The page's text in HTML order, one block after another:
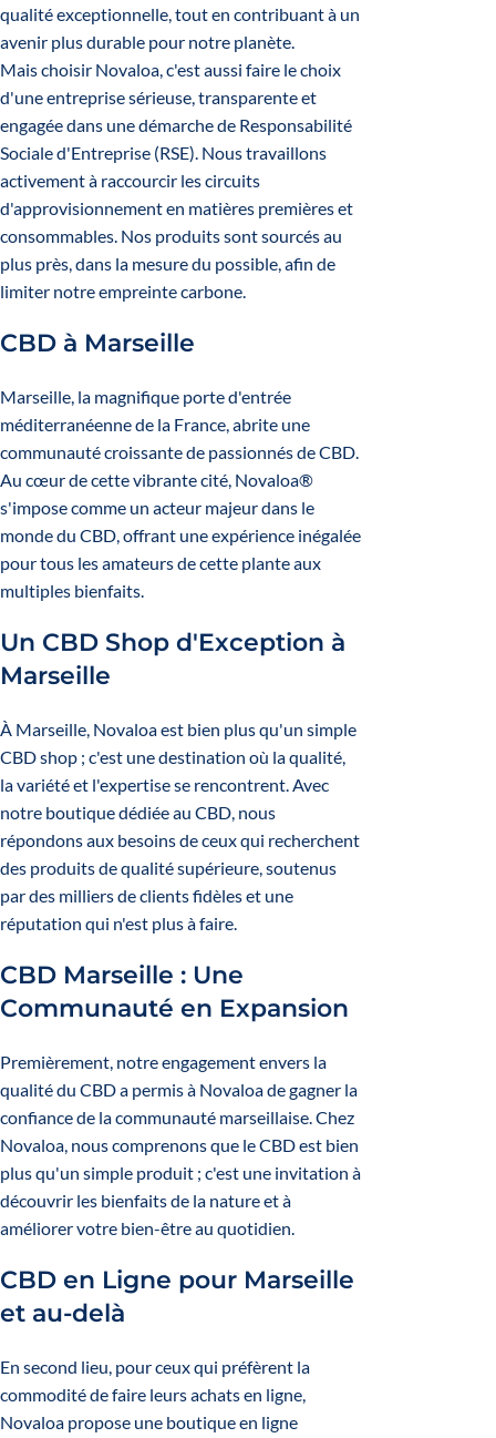
qualité exceptionnelle, tout en contribuant à un
avenir plus durable pour notre planète.
Mais choisir Novaloa, c'est aussi faire le choix
d'une entreprise sérieuse, transparente et
engagée dans une démarche de Responsabilité
Sociale d'Entreprise (RSE). Nous travaillons
activement à raccourcir les circuits
d'approvisionnement en matières premières et
consommables. Nos produits sont sourcés au
plus près, dans la mesure du possible, afin de
limiter notre empreinte carbone.
CBD à Marseille
Marseille, la magnifique porte d'entrée
méditerranéenne de la France, abrite une
communauté croissante de passionnés de CBD.
Au cœur de cette vibrante cité, Novaloa®
s'impose comme un acteur majeur dans le
monde du CBD, offrant une expérience inégalée
pour tous les amateurs de cette plante aux
multiples bienfaits.
Un CBD Shop d'Exception à
Marseille
À Marseille, Novaloa est bien plus qu'un simple
CBD shop ; c'est une destination où la qualité,
la variété et l'expertise se rencontrent. Avec
notre boutique dédiée au CBD, nous
répondons aux besoins de ceux qui recherchent
des produits de qualité supérieure, soutenus
par des milliers de clients fidèles et une
réputation qui n'est plus à faire.
CBD Marseille : Une
Communauté en Expansion
Premièrement, notre engagement envers la
qualité du CBD a permis à Novaloa de gagner la
confiance de la communauté marseillaise. Chez
Novaloa, nous comprenons que le CBD est bien
plus qu'un simple produit ; c'est une invitation à
découvrir les bienfaits de la nature et à
améliorer votre bien-être au quotidien.
CBD en Ligne pour Marseille
et au-delà
En second lieu, pour ceux qui préfèrent la
commodité de faire leurs achats en ligne,
Novaloa propose une boutique en ligne